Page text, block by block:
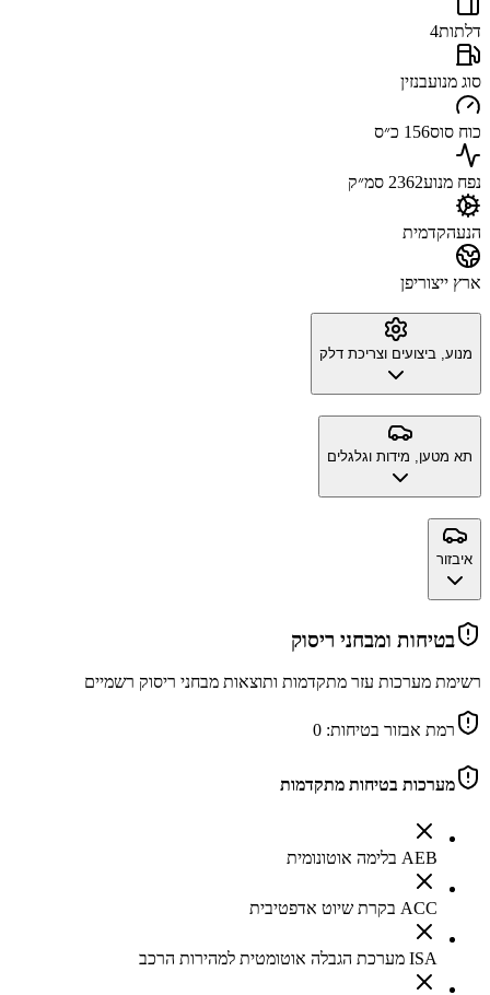
דלתות4
סוג מנועבנזין
כוח סוס156 כ״ס
נפח מנוע2362 סמ״ק
הנעהקדמית
ארץ ייצוריפן
מנוע, ביצועים וצריכת דלק
תא מטען, מידות וגלגלים
איבזור
בטיחות ומבחני ריסוק
רשימת מערכות עזר מתקדמות ותוצאות מבחני ריסוק רשמיים
רמת אבזור בטיחות: 0
מערכות בטיחות מתקדמות
AEB בלימה אוטונומית
ACC בקרת שיוט אדפטיבית
ISA מערכת הגבלה אוטומטית למהירות הרכב